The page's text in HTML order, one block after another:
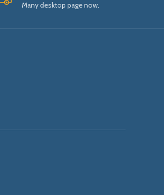
Many desktop page now.